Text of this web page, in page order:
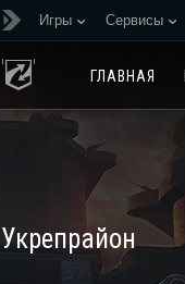
Игры Сервисы
ГЛАВНАЯ
Укрепрайон